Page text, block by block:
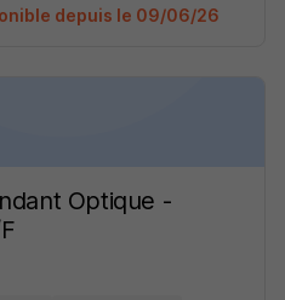
depuis le 09/06/26
Optique -